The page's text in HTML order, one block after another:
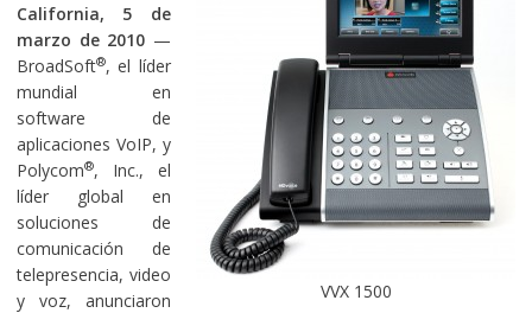
VVX 1500
California, 5 de
marzo de 2010 —
BroadSoft®, el líder
mundial en
software de
aplicaciones VoIP, y
Polycom®, Inc., el
líder global en
soluciones de
comunicación de
telepresencia, video
y voz, anunciaron